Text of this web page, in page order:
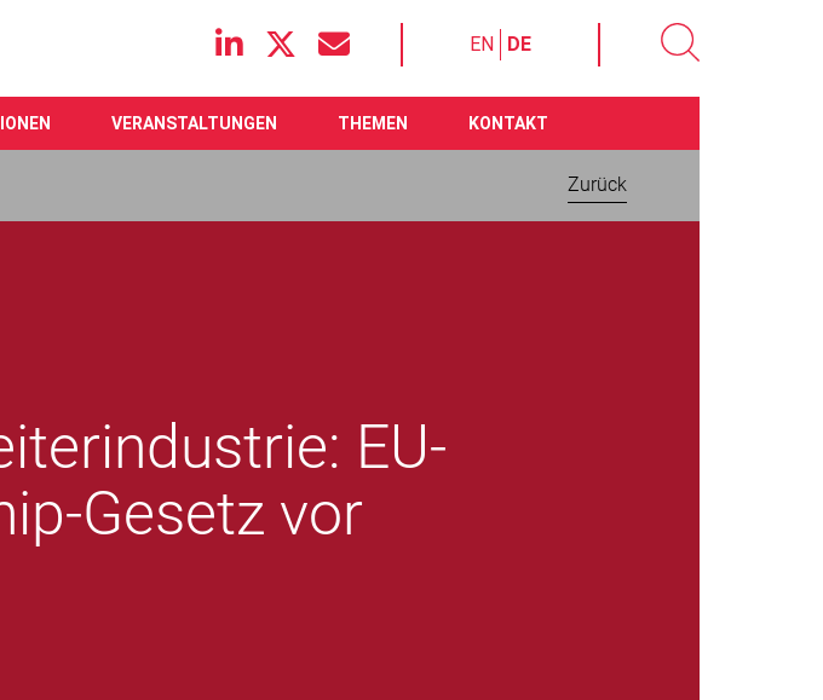
EN DE
Main navigation
VERANSTALTUNGEN THEMEN KONTAKT
Zurück
EU-
Gesetz vor